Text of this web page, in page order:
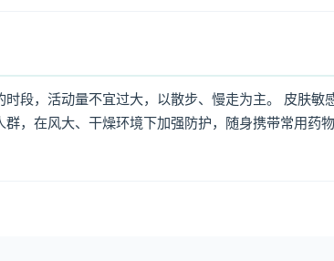
段，活动量不宜过大，以散步、慢走为主。 皮肤敏
，在风大、干燥环境下加强防护，随身携带常用药